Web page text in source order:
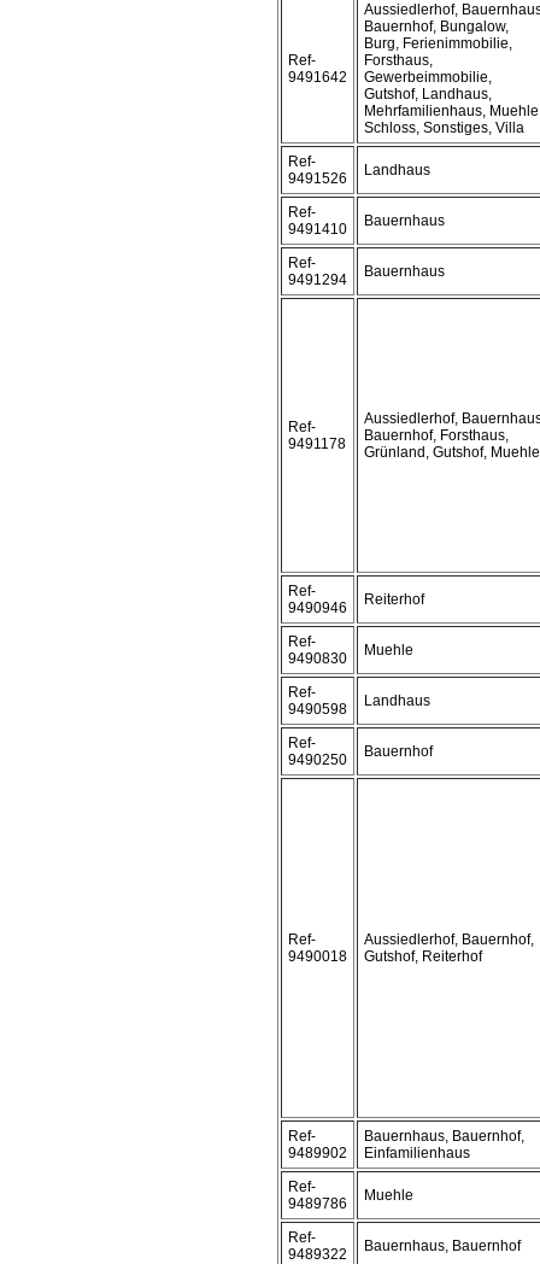
Ref-
9491642
Aussiedlerhof,
Bauernhof, Bungalow,
Burg, Ferienimmobilie,
Forsthaus,
Gewerbeimmobilie,
Gutshof, Landhaus,
Mehrfamilienhaus,
Schloss, Sonstiges, Villa
Ref-
9491526
Landhaus
Ref-
9491410
Bauernhaus
Ref-
9491294
Bauernhaus
Ref-
9491178
Aussiedlerhof,
Bauernhof, Forsthaus,
Grünland, Gutshof, Muehle
Ref-
9490946
Reiterhof
Ref-
9490830
Muehle
Ref-
9490598
Landhaus
Ref-
9490250
Bauernhof
Ref-
9490018
Aussiedlerhof, Bauernhof,
Gutshof, Reiterhof
Ref-
9489902
Bauernhaus, Bauernhof,
Einfamilienhaus
Ref-
9489786
Muehle
Ref-
9489322
Bauernhaus, Bauernhof